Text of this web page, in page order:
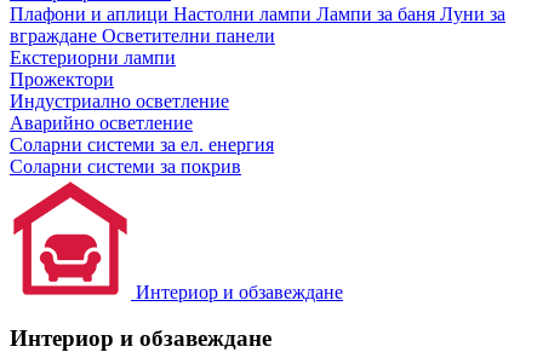
Плафони и аплици Настолни лампи Лампи за баня Луни за
вграждане Осветителни панели
Екстериорни лампи
Прожектори
Индустриално осветление
Аварийно осветление
Соларни системи за ел. енергия
Соларни системи за покрив
Интериор и обзавеждане
Интериор и обзавеждане